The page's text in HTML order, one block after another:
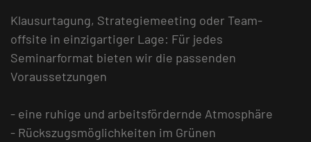
Klausurtagung, Strategiemeeting oder Team-
offsite in einzigartiger Lage: Für jedes
Seminarformat bieten wir die passenden
Voraussetzungen
- eine ruhige und arbeitsfördernde Atmosphäre
- Rückszugsmöglichkeiten im Grünen